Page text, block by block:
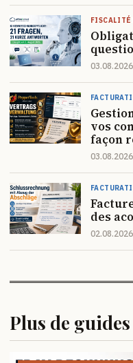
FISCALITÉ
03.08.2026
vos
façon
03.08.2026
des
02.08.2026
Plus de guides